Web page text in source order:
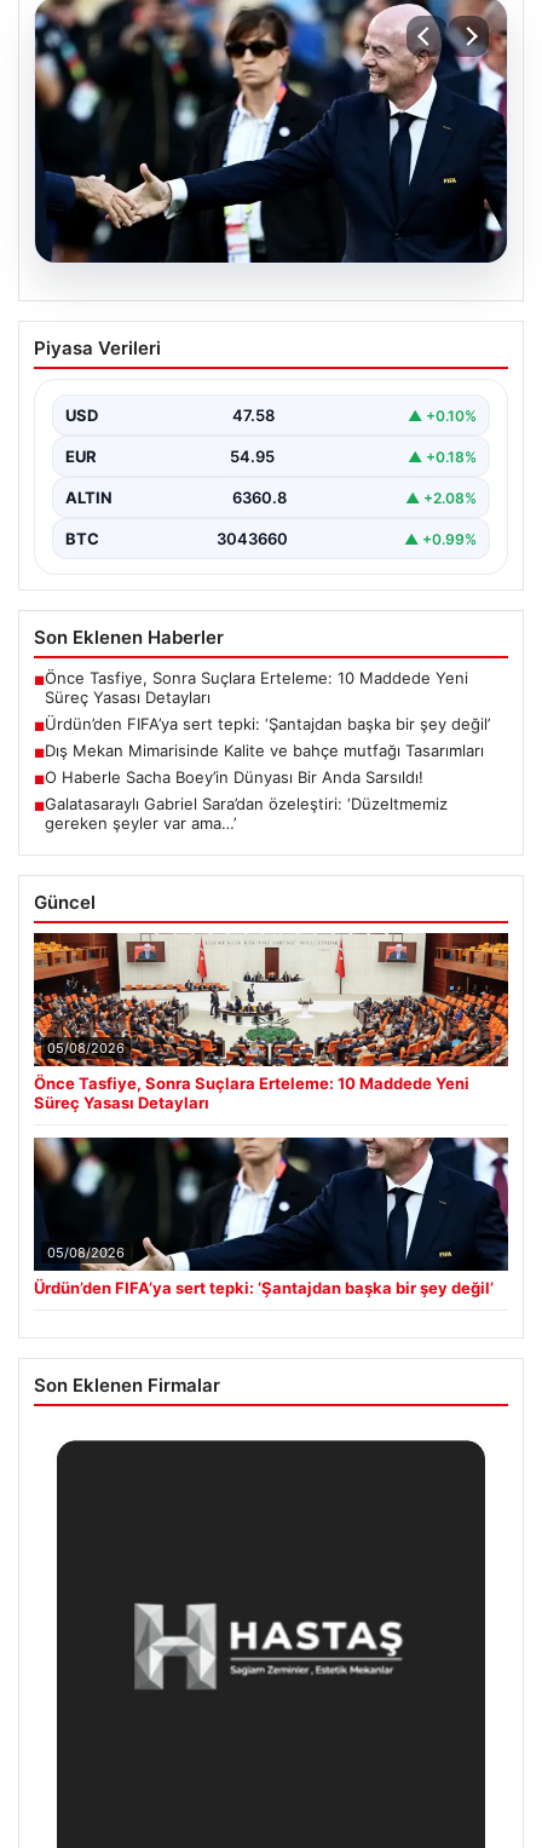
05.08.2026
Ürdün’den FIFA’ya sert tepki: ‘Şantajdan
başka bir şey değil’
Piyasa Verileri
USD 47.58 ▲ +0.10%
EUR 54.95 ▲ +0.18%
ALTIN 6360.8 ▲ +2.08%
BTC 3043660 ▲ +0.99%
Son Eklenen Haberler
■Önce Tasfiye, Sonra Suçlara Erteleme: 10 Maddede Yeni
Süreç Yasası Detayları
■Ürdün’den FIFA’ya sert tepki: ‘Şantajdan başka bir şey değil’
■Dış Mekan Mimarisinde Kalite ve bahçe mutfağı Tasarımları
■O Haberle Sacha Boey’in Dünyası Bir Anda Sarsıldı!
■Galatasaraylı Gabriel Sara’dan özeleştiri: ‘Düzeltmemiz
gereken şeyler var ama…’
Güncel
05/08/2026
Önce Tasfiye, Sonra Suçlara Erteleme: 10 Maddede Yeni
Süreç Yasası Detayları
05/08/2026
Ürdün’den FIFA’ya sert tepki: ‘Şantajdan başka bir şey değil’
Son Eklenen Firmalar